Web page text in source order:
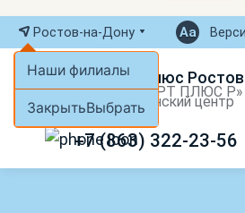
Ростов-на-Дону
Наши филиалы
ЗакрытьВыбрать
МРТ Плюс
ООО «МРТ ПЛЮС Р»
медицинский центр
+7 (863) 322-23-56